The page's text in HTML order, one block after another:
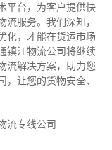
平台，为客户提供快
服务。 我们深知，
化，才能在货运市场
镇江物流公司将继续
流解决方案，助力您
让您的货物安全、
流专线公司